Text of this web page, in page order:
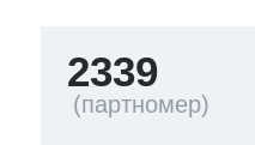
2339